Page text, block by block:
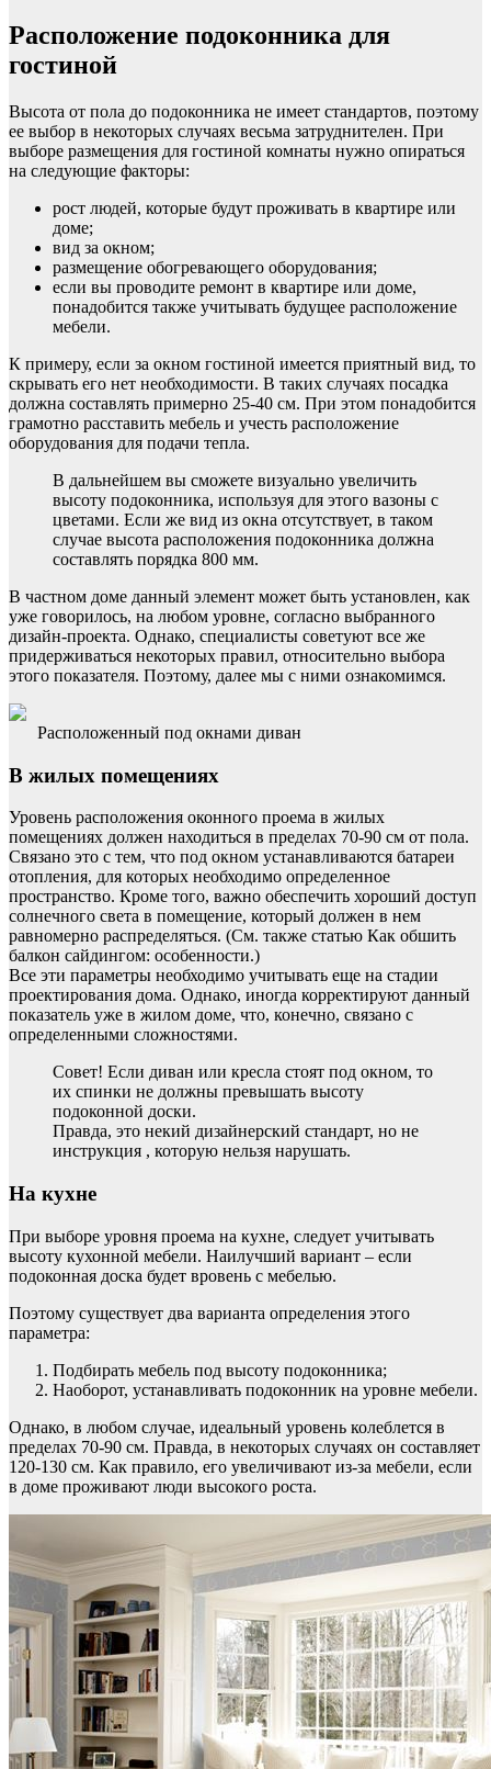
Расположение подоконника для
гостиной
Высота от пола до подоконника не имеет стандартов, поэтому
ее выбор в некоторых случаях весьма затруднителен. При
выборе размещения для гостиной комнаты нужно опираться
на следующие факторы:
рост людей, которые будут проживать в квартире или
доме;
вид за окном;
размещение обогревающего оборудования;
если вы проводите ремонт в квартире или доме,
понадобится также учитывать будущее расположение
мебели.
К примеру, если за окном гостиной имеется приятный вид, то
скрывать его нет необходимости. В таких случаях посадка
должна составлять примерно 25-40 см. При этом понадобится
грамотно расставить мебель и учесть расположение
оборудования для подачи тепла.
В дальнейшем вы сможете визуально увеличить
высоту подоконника, используя для этого вазоны с
цветами. Если же вид из окна отсутствует, в таком
случае высота расположения подоконника должна
составлять порядка 800 мм.
В частном доме данный элемент может быть установлен, как
уже говорилось, на любом уровне, согласно выбранного
дизайн-проекта. Однако, специалисты советуют все же
придерживаться некоторых правил, относительно выбора
этого показателя. Поэтому, далее мы с ними ознакомимся.
Расположенный под окнами диван
В жилых помещениях
Уровень расположения оконного проема в жилых
помещениях должен находиться в пределах 70-90 см от пола.
Связано это с тем, что под окном устанавливаются батареи
отопления, для которых необходимо определенное
пространство. Кроме того, важно обеспечить хороший доступ
солнечного света в помещение, который должен в нем
равномерно распределяться. (См. также статью Как обшить
балкон сайдингом: особенности.)
Все эти параметры необходимо учитывать еще на стадии
проектирования дома. Однако, иногда корректируют данный
показатель уже в жилом доме, что, конечно, связано с
определенными сложностями.
Совет! Если диван или кресла стоят под окном, то
их спинки не должны превышать высоту
подоконной доски.
Правда, это некий дизайнерский стандарт, но не
инструкция , которую нельзя нарушать.
На кухне
При выборе уровня проема на кухне, следует учитывать
высоту кухонной мебели. Наилучший вариант – если
подоконная доска будет вровень с мебелью.
Поэтому существует два варианта определения этого
параметра:
Подбирать мебель под высоту подоконника;
Наоборот, устанавливать подоконник на уровне мебели.
Однако, в любом случае, идеальный уровень колеблется в
пределах 70-90 см. Правда, в некоторых случаях он составляет
120-130 см. Как правило, его увеличивают из-за мебели, если
в доме проживают люди высокого роста.